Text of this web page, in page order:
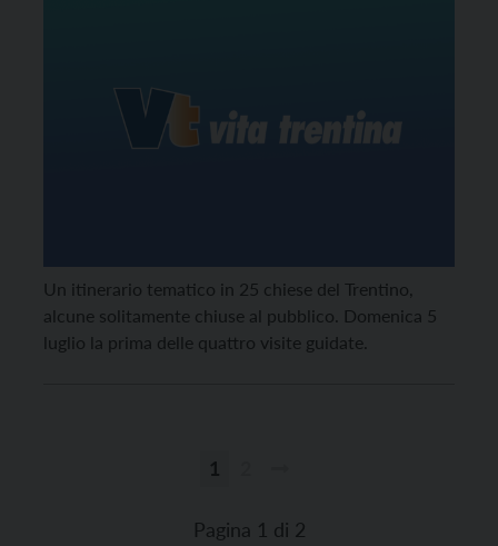
Un itinerario tematico in 25 chiese del Trentino,
alcune solitamente chiuse al pubblico. Domenica 5
luglio la prima delle quattro visite guidate.
articoli
1
Pagina 1 di 2